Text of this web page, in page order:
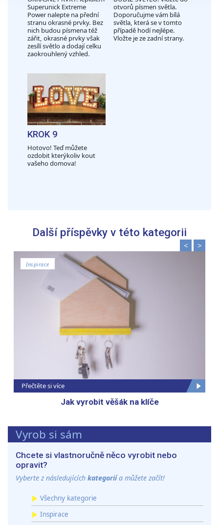
sdílíme se svými partnery pro sociální média, inzerci a
analýzy. Partneři tyto údaje mohou zkombinovat s
dalšími informacemi, které jste jim poskytli nebo které
získali v důsledku toho, že používáte jejich služby.
Superunick Extreme
Power nalepte na přední
stranu okrasné prvky. Bez
nich budou písmena též
zářit, okrasné prvky však
zesílí světlo a dodají celku
zaokrouhlený vzhled.
otvorů písmen světla.
Doporučujme vám bílá
světla, která se v tomto
případě hodí nejlépe.
Vložte je ze zadní strany.
KROK 9
Hotovo! Teď můžete
ozdobit kterýkoliv kout
vašeho domova!
Další příspěvky v této kategorii
Inspirace
Přečtěte si více
Jak vyrobit věšák na klíče
< >
Vyrob si sám
Chcete si vlastnoručně něco vyrobit nebo
opravit?
Vyberte z následujících kategoriía můžete začít!
Všechny kategorie
Inspirace